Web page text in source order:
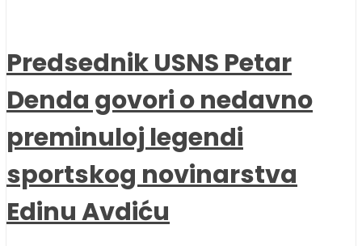
Predsednik USNS Petar
Denda govori o nedavno
preminuloj legendi
sportskog novinarstva
Edinu Avdiću